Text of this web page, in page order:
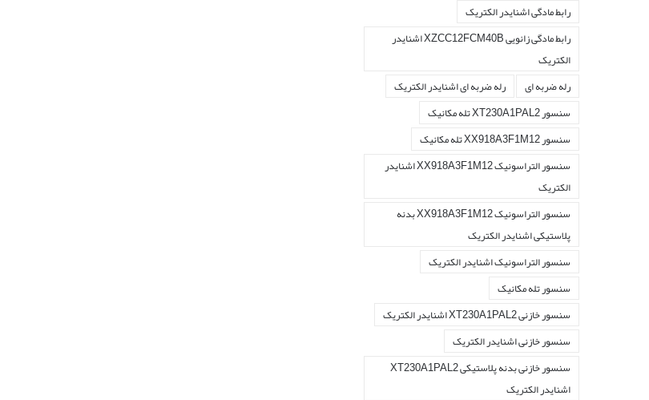
رابط مادگی اشنایدر الکتریک
رابط مادگی زانویی XZCC12FCM40B اشنایدر
الکتریک
رله ضربه ای
رله ضربه ای اشنایدر الکتریک
سنسور XT230A1PAL2 تله مکانیک
سنسور XX918A3F1M12 تله مکانیک
سنسور التراسونیک XX918A3F1M12 اشنایدر
الکتریک
سنسور التراسونیک XX918A3F1M12 بدنه
پلاستیکی اشنایدر الکتریک
سنسور التراسونیک اشنایدر الکتریک
سنسور تله مکانیک
سنسور خازنی XT230A1PAL2 اشنایدر الکتریک
سنسور خازنی اشنایدر الکتریک
سنسور خازنی بدنه پلاستیکی XT230A1PAL2
اشنایدر الکتریک